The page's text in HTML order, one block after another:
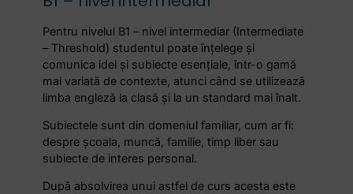
Pentru nivelul B1 – nivel intermediar (Intermediate
– Threshold) studentul poate înțelege și
comunica idei și subiecte esențiale, într-o gamă
mai variată de contexte, atunci când se utilizează
limba engleză la clasă și la un standard mai înalt.
Subiectele sunt din domeniul familiar, cum ar fi:
despre școala, muncă, familie, timp liber sau
subiecte de interes personal.
După absolvirea unui astfel de curs acesta este